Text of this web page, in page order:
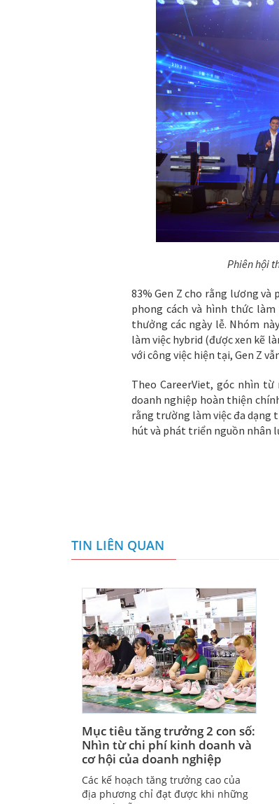
Phiên hội
83% Gen Z cho rằng lương và
phong cách và hình thức
thưởng các ngày lễ. Nhóm
làm việc hybrid (được xen kẽ
với công việc hiện tại, Gen Z
Theo CareerViet, góc nhìn
doanh nghiệp hoàn thiện
rằng trường làm việc đa dạng
hút và phát triển nguồn nhân
TIN LIÊN QUAN
Mục tiêu tăng trưởng 2 con số:
Nhìn từ chi phí kinh doanh và
cơ hội của doanh nghiệp
Các kế hoạch tăng trưởng cao của
địa phương chỉ đạt được khi những